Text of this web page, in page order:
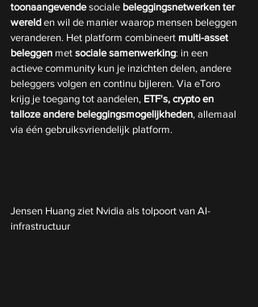
toonaangevende sociale beleggingsnetwerken ter
wereld en wil de manier waarop mensen beleggen
veranderen. Het platform combineert multi-asset
beleggen met sociale samenwerking: in een
actieve community kun je inzichten delen, andere
beleggers volgen en continu bijleren. Via eToro
krijg je toegang tot aandelen, ETF's, crypto en
talloze andere beleggingsmogelijkheden, allemaal
via één gebruiksvriendelijk platform.
Jensen Huang ziet Nvidia als tolpoort van AI-
infrastructuur